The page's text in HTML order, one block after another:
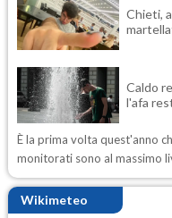
Chieti,
Caldo
l'afa
È la prima volta quest'anno
monitorati sono al massimo
Wikimeteo